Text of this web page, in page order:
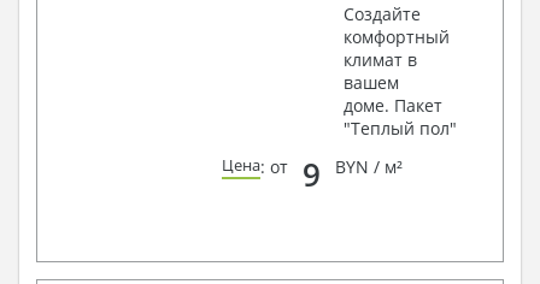
Создайте
комфортный
климат в
вашем
доме. Пакет
"Теплый пол"
Цена: от 9 BYN / м²